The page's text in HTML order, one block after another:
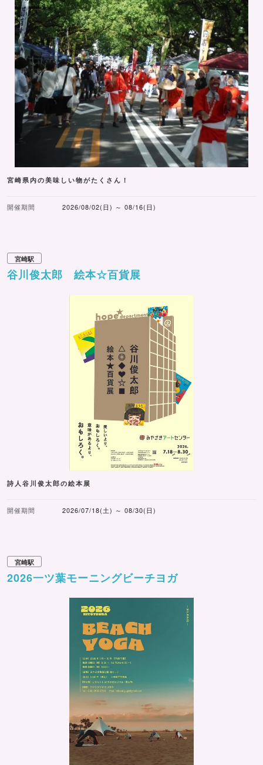
宮崎県内の美味しい物がたくさん！
開催期間 2026/08/02(日) ～ 08/16(日)
宮崎駅
谷川俊太郎 絵本☆百貨展
詩人谷川俊太郎の絵本展
開催期間 2026/07/18(土) ～ 08/30(日)
宮崎駅
2026一ツ葉モーニングビーチヨガ